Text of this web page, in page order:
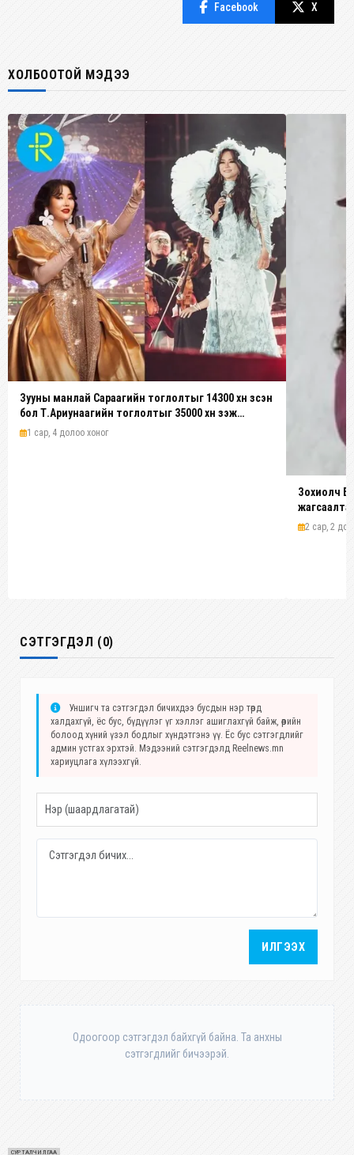
Facebook X
ХОЛБООТОЙ МЭДЭЭ
Зууны манлай Сараагийн тоглолтыг 14300 хүн үзсэн
бол Т.Ариунаагийн тоглолтыг 35000 хүн үзэж
байжээ
1 сар, 4 долоо хоног
Зохиолч
2 сар, 2
СЭТГЭГДЭЛ (0)
Уншигч та сэтгэгдэл бичихдээ бусдын нэр төрд
халдахгүй, ёс бус, бүдүүлэг үг хэллэг ашиглахгүй байж, өөрийн
болоод хүний үзэл бодлыг хүндэтгэнэ үү. Ёс бус сэтгэгдлийг
админ устгах эрхтэй. Мэдээний сэтгэгдэлд Reelnews.mn
хариуцлага хүлээхгүй.
ИЛГЭЭХ
Одоогоор сэтгэгдэл байхгүй байна. Та анхны
сэтгэгдлийг бичээрэй.
СУРТАЛЧИЛГАА